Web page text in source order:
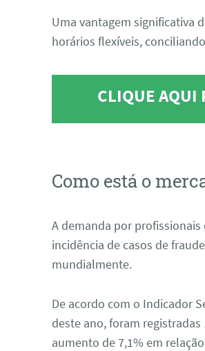
Uma vantagem significativa
horários flexíveis,
CLIQUE AQUI
Como está o
A demanda por
incidência de casos de
mundialmente.
De acordo com o Indicador
deste ano, foram
aumento de 7,1% em